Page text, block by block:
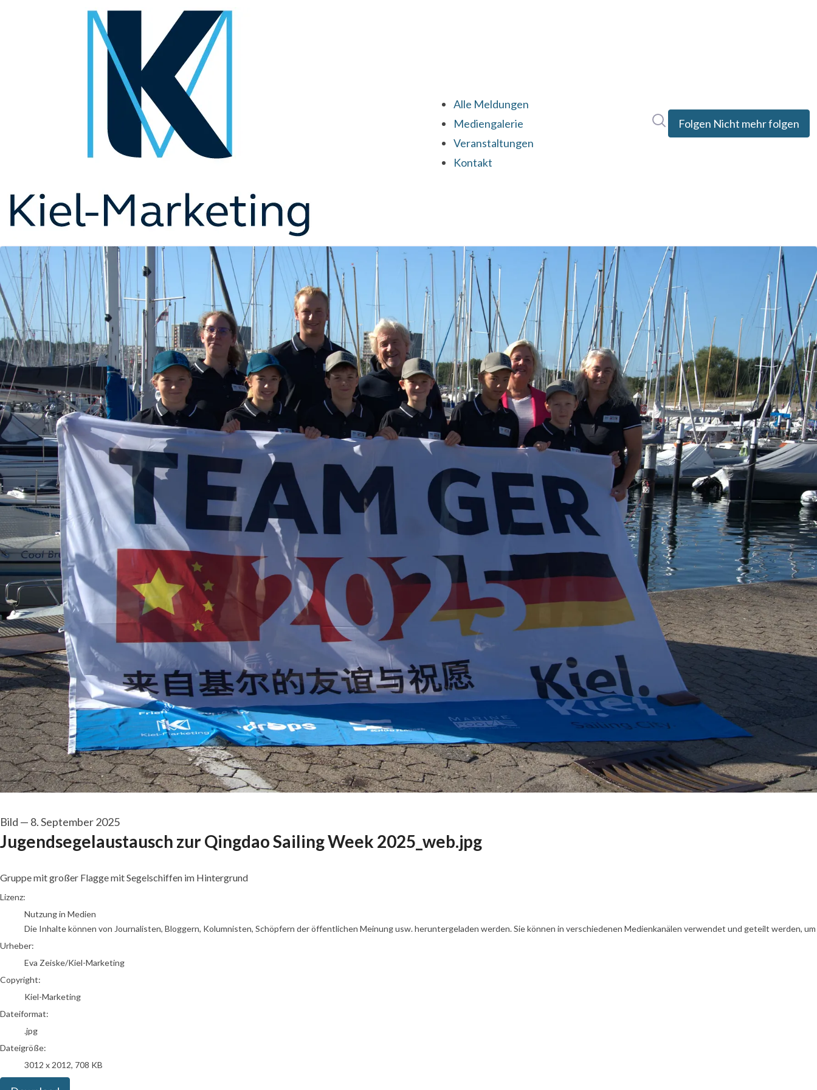
Alle Meldungen
Mediengalerie
Veranstaltungen
Kontakt
Folgen Nicht mehr folgen
Bild — 8. September 2025
Jugendsegelaustausch zur Qingdao Sailing Week 2025_web.jpg
Gruppe mit großer Flagge mit Segelschiffen im Hintergrund
Eva Zeiske/Kiel-Marketing
Lizenz:
Nutzung in Medien
Die Inhalte können von Journalisten, Bloggern, Kolumnisten, Schöpfern der öffentlichen Meinung usw. heruntergeladen werden. Sie können in verschiedenen Medienkanälen verwendet und geteilt
Urheber:
Eva Zeiske/Kiel-Marketing
Copyright:
Kiel-Marketing
Dateiformat:
.jpg
Dateigröße:
3012 x 2012, 708 KB